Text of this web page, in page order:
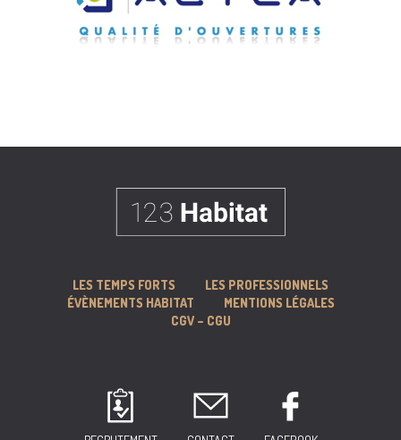
LES TEMPS FORTS
LES PROFESSIONNELS
ÉVÈNEMENTS HABITAT
MENTIONS LÉGALES
CGV – CGU